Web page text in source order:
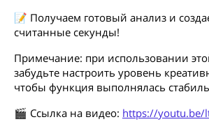
📝 Получаем готовый анализ и
считанные секунды!
Примечание: при использовании
забудьте настроить уровень
чтобы функция выполнялась
🎬 Ссылка на видео: https://youtu.be/